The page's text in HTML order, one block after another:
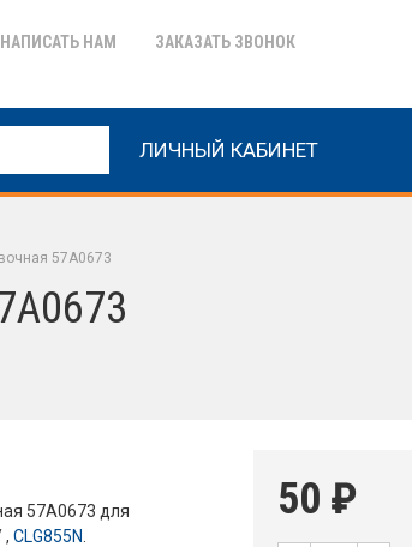
НАПИСАТЬ НАМ ЗАКАЗАТЬ ЗВОНОК
ЛИЧНЫЙ КАБИНЕТ
57A0673
57A0673 для
,CLG855N
50 ₽